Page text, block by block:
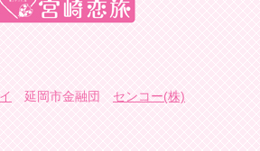
延岡市金融団
センコー(株)